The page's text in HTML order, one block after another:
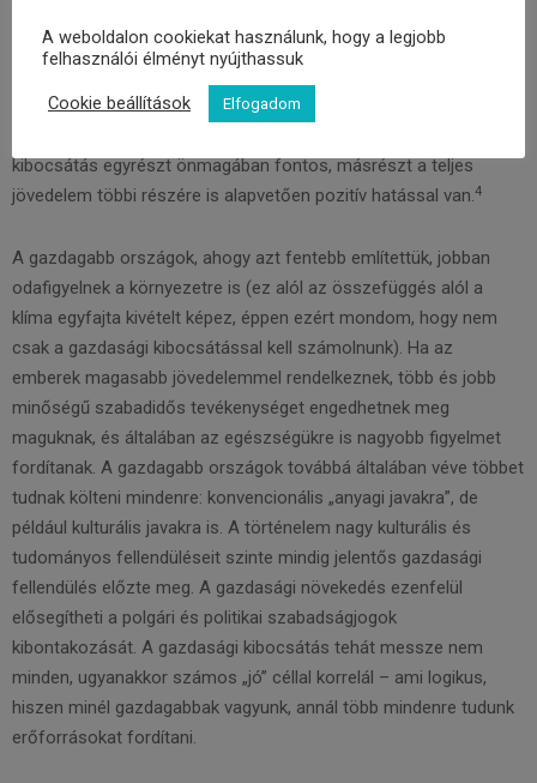
hanem a teljes jövedelmet kellene maximalizálnunk – azonban
kibocsátás egyrészt önmagában fontos, másrészt a teljes
jövedelem többi részére is alapvetően pozitív hatással van.4
A gazdagabb országok, ahogy azt fentebb említettük, jobban
odafigyelnek a környezetre is (ez alól az összefüggés alól a
klíma egyfajta kivételt képez, éppen ezért mondom, hogy nem
csak a gazdasági kibocsátással kell számolnunk). Ha az
emberek magasabb jövedelemmel rendelkeznek, több és jobb
minőségű szabadidős tevékenységet engedhetnek meg
maguknak, és általában az egészségükre is nagyobb figyelmet
fordítanak. A gazdagabb országok továbbá általában véve többet
tudnak költeni mindenre: konvencionális „anyagi javakra”, de
például kulturális javakra is. A történelem nagy kulturális és
tudományos fellendüléseit szinte mindig jelentős gazdasági
fellendülés előzte meg. A gazdasági növekedés ezenfelül
elősegítheti a polgári és politikai szabadságjogok
kibontakozását. A gazdasági kibocsátás tehát messze nem
minden, ugyanakkor számos „jó” céllal korrelál – ami logikus,
hiszen minél gazdagabbak vagyunk, annál több mindenre tudunk
erőforrásokat fordítani.
A weboldalon cookiekat használunk, hogy a legjobb
felhasználói élményt nyújthassuk
Cookie beállítások Elfogadom